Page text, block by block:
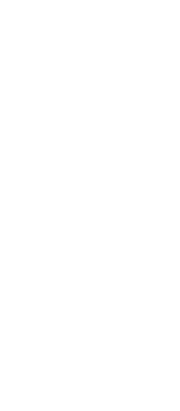
participó
de la Independencia de Estados
al público
por internet con semanas
La subida se hace en
la hora.
la Libertad y Ellis Islans, la
la historia de este